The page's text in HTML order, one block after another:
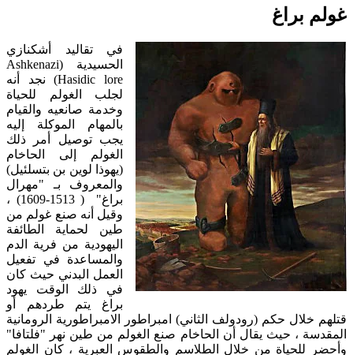
غولم براغ
في تقاليد أشكنازي
الحسيدية (Ashkenazi
Hasidic lore) نجد أنه
لجلب الغولم للحياة
وخدمة صانعيه والقيام
بالمهام الموكلة إليه
يجب توصيل أمر ذلك
الغولم إلى الحاخام
(يهوذا لوين بن بتسلئيل)
والمعروف بـ "مهرال
براغ" ( 1513-1609) ،
وقيل أنه صنع غولم من
طين لحماية الطائفة
اليهودية من فرية الدم
والمساعدة في تفعيل
العمل البدني حيث كان
في ذلك الوقت يهود
براغ يتم طردهم أو
قتلهم خلال حكم (رودولف الثاني) امبراطور الامبراطورية الرومانية
المقدسة ، حيث يقال أن الحاخام صنع الغولم من طين نهر "فلتافا"
وأحضر للحياة من خلال الطلاسم والطقوس العبرية ، كان الغولم